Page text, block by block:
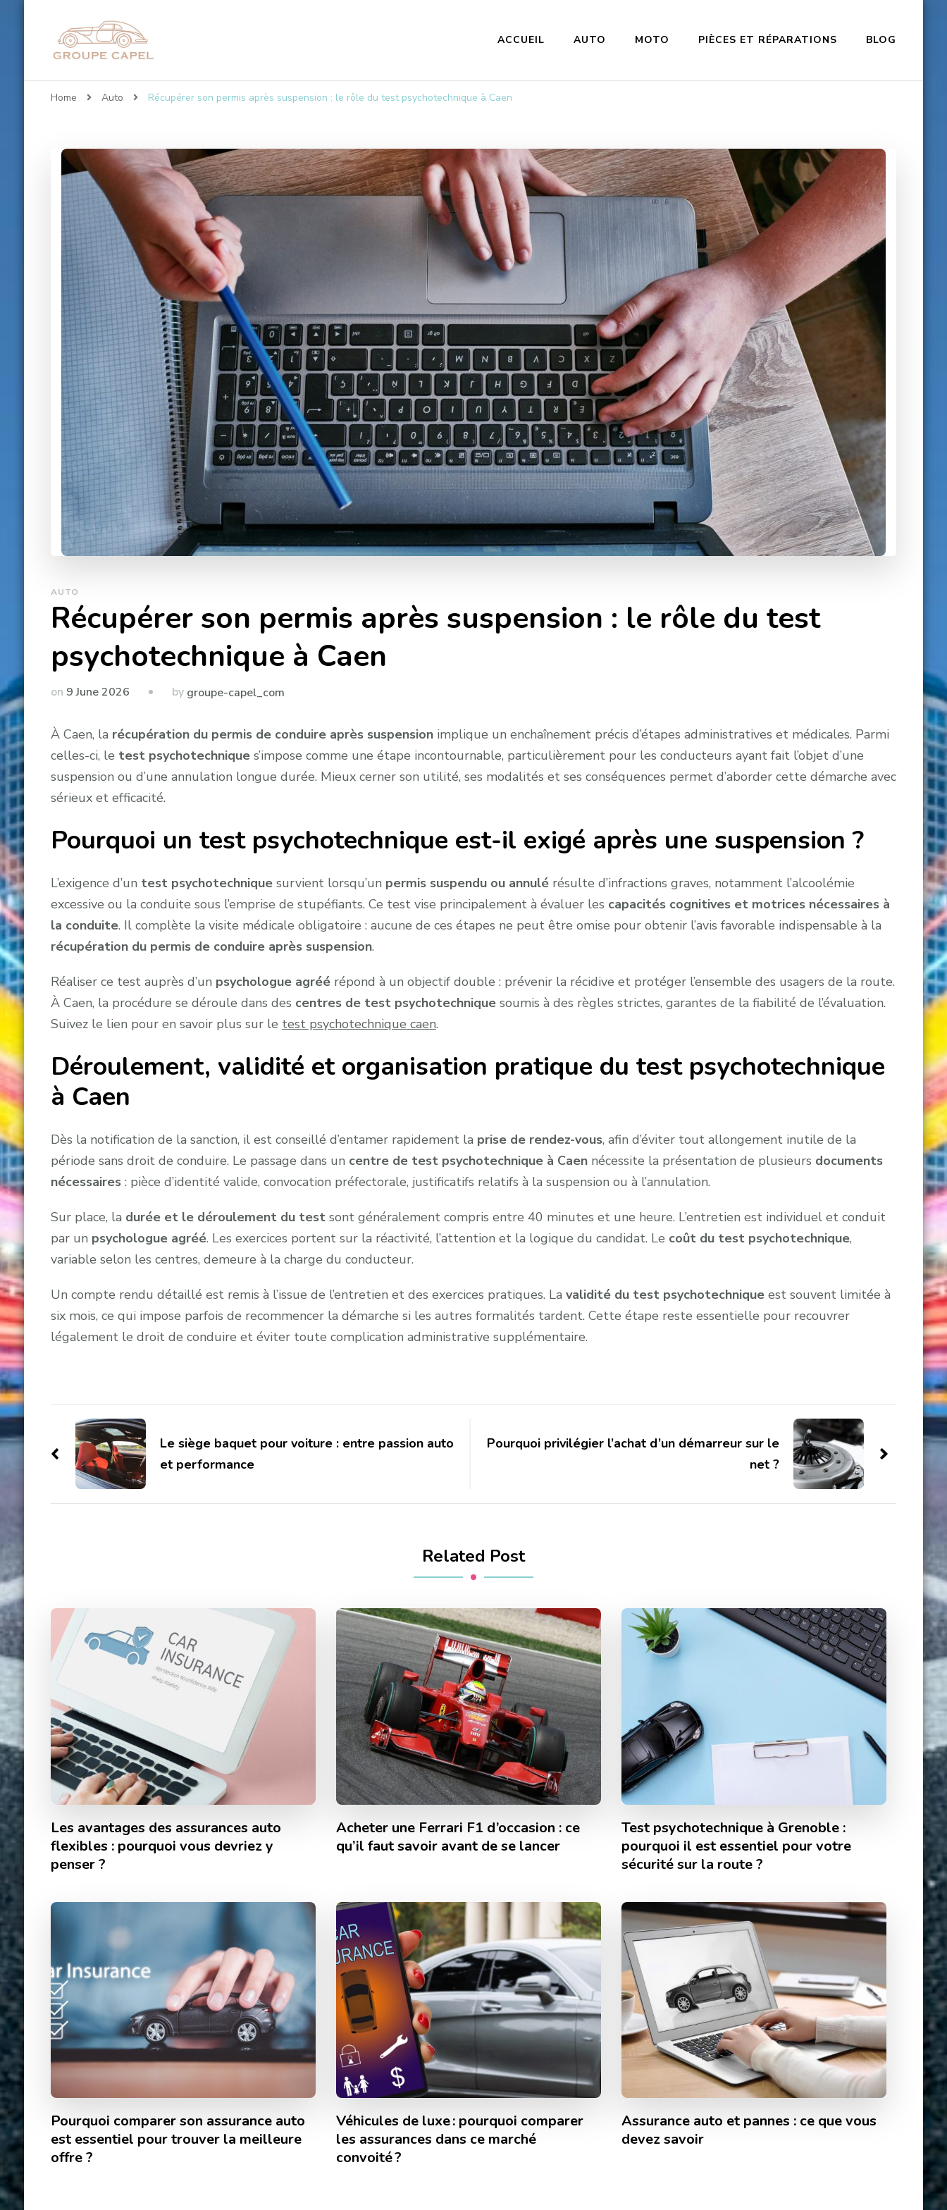
Groupe-capel.com
ACCUEIL AUTO MOTO PIÈCES ET RÉPARATIONS BLOG
Home Auto Récupérer son permis après suspension : le rôle du test psychotechnique à Caen
AUTO
Récupérer son permis après suspension : le rôle du test
psychotechnique à Caen
on 9 June 2026 by groupe-capel_com
À Caen, la récupération du permis de conduire après suspensionimplique un enchaînement précis d’étapes administratives et médicales. Parmi
celles-ci, le test psychotechniques’impose comme une étape incontournable, particulièrement pour les conducteurs ayant fait l’objet d’une
suspension ou d’une annulation longue durée. Mieux cerner son utilité, ses modalités et ses conséquences permet d’aborder cette démarche avec
sérieux et efficacité.
Pourquoi un test psychotechnique est-il exigé après une suspension ?
L’exigence d’un test psychotechniquesurvient lorsqu’un permis suspendu ou annulérésulte d’infractions graves, notamment l’alcoolémie
excessive ou la conduite sous l’emprise de stupéfiants. Ce test vise principalement à évaluer les capacités cognitives et motrices nécessaires à
la conduite. Il complète la visite médicale obligatoire : aucune de ces étapes ne peut être omise pour obtenir l’avis favorable indispensable à la
récupération du permis de conduire après suspension.
Réaliser ce test auprès d’un psychologue agréérépond à un objectif double : prévenir la récidive et protéger l’ensemble des usagers de la route.
À Caen, la procédure se déroule dans des centres de test psychotechniquesoumis à des règles strictes, garantes de la fiabilité de l’évaluation.
Suivez le lien pour en savoir plus sur le test psychotechnique caen.
Déroulement, validité et organisation pratique du test psychotechnique
à Caen
Dès la notification de la sanction, il est conseillé d’entamer rapidement la prise de rendez-vous, afin d’éviter tout allongement inutile de la
période sans droit de conduire. Le passage dans un centre de test psychotechnique à Caennécessite la présentation de plusieurs documents
nécessaires: pièce d’identité valide, convocation préfectorale, justificatifs relatifs à la suspension ou à l’annulation.
Sur place, la durée et le déroulement du testsont généralement compris entre 40 minutes et une heure. L’entretien est individuel et conduit
par un psychologue agréé. Les exercices portent sur la réactivité, l’attention et la logique du candidat. Le coût du test psychotechnique,
variable selon les centres, demeure à la charge du conducteur.
Un compte rendu détaillé est remis à l’issue de l’entretien et des exercices pratiques. La validité du test psychotechniqueest souvent limitée à
six mois, ce qui impose parfois de recommencer la démarche si les autres formalités tardent. Cette étape reste essentielle pour recouvrer
légalement le droit de conduire et éviter toute complication administrative supplémentaire.
Post
NavigationLe siège baquet pour voiture : entre passion auto
et performance
Pourquoi privilégier l’achat d’un démarreur sur le
net ?
Related Post
Les avantages des assurances auto
flexibles : pourquoi vous devriez y
penser ?
Acheter une Ferrari F1 d’occasion : ce
qu’il faut savoir avant de se lancer
Test psychotechnique à Grenoble :
pourquoi il est essentiel pour votre
sécurité sur la route ?
Pourquoi comparer son assurance auto
est essentiel pour trouver la meilleure
offre ?
Véhicules de luxe : pourquoi comparer
les assurances dans ce marché
convoité ?
Assurance auto et pannes : ce que vous
devez savoir